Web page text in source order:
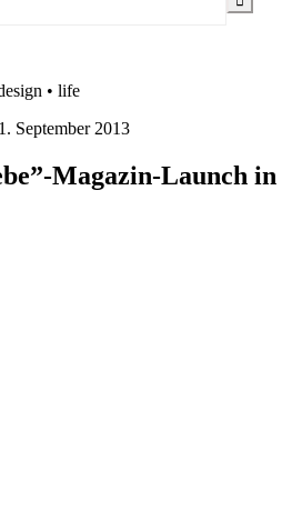
• life
September 2013
Magazin-Launch in